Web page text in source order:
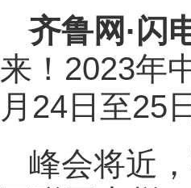
齐鲁网 ·闪
来！2023年
月24日至25
峰会将近